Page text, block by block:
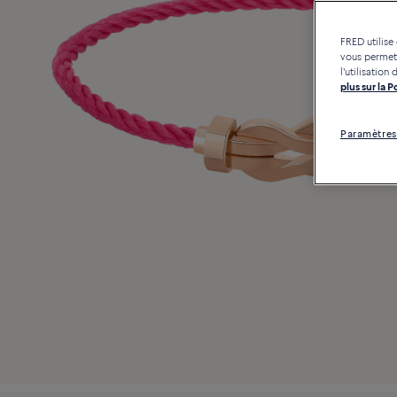
FRED
vous
l'utilisation
plus sur la